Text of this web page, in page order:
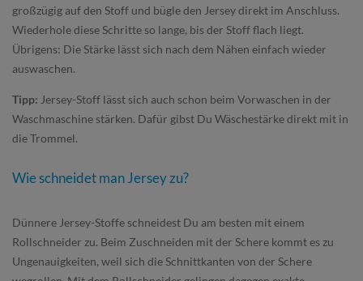
großzügig auf den Stoff und bügle den Jersey direkt im Anschluss.
Wiederhole diese Schritte so lange, bis der Stoff flach liegt.
Übrigens: Die Stärke lässt sich nach dem Nähen einfach wieder
auswaschen.
Tipp: Jersey-Stoff lässt sich auch schon beim Vorwaschen in der
Waschmaschine stärken. Dafür gibst Du Wäschestärke direkt mit in
die Trommel.
Wie schneidet man Jersey zu?
Dünnere Jersey-Stoffe schneidest Du am besten mit einem
Rollschneider zu. Beim Zuschneiden mit der Schere kommt es zu
Ungenauigkeiten, weil sich die Schnittkanten von der Schere